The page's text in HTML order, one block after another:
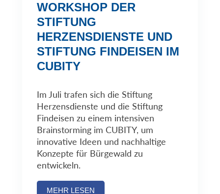
WORKSHOP DER
STIFTUNG
HERZENSDIENSTE UND
STIFTUNG FINDEISEN IM
CUBITY
Im Juli trafen sich die Stiftung
Herzensdienste und die Stiftung
Findeisen zu einem intensiven
Brainstorming im CUBITY, um
innovative Ideen und nachhaltige
Konzepte für Bürgewald zu
entwickeln.
MEHR LESEN